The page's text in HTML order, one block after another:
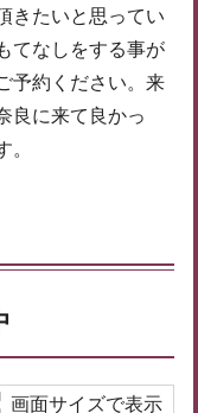
きたいと思ってい
てなしをする事が
予約ください。来
良に来て良かっ
。
画面サイズで表示